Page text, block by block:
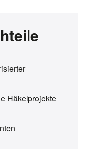
Häkelprojekte